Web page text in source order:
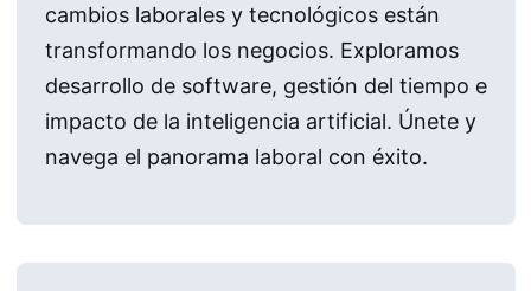
cambios laborales y tecnológicos están
transformando los negocios. Exploramos
desarrollo de software, gestión del tiempo e
impacto de la inteligencia artificial. Únete y
navega el panorama laboral con éxito.